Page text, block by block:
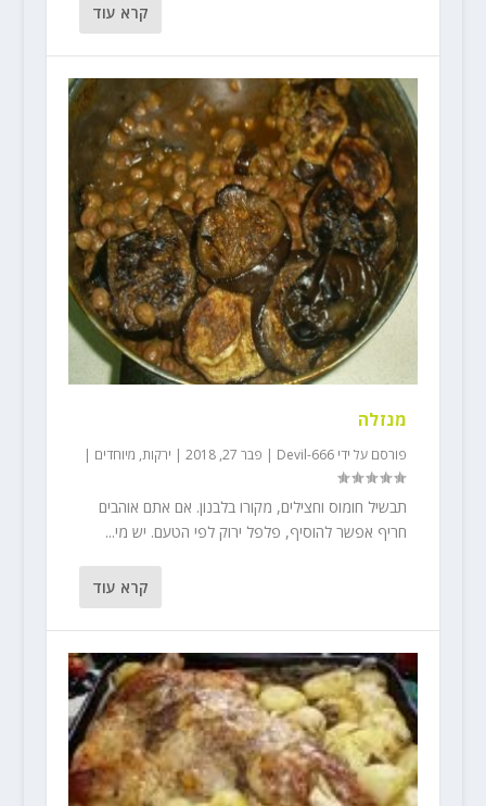
קרא עוד
מנזלה
פורסם על ידי Devil-666
| פבר 27, 2018 | ירקות, מיוחדים |
תבשיל חומוס וחצילים, מקורו בלבנון. אם אתם אוהבים
חריף אפשר להוסיף, פלפל ירוק לפי הטעם. יש מי...
קרא עוד